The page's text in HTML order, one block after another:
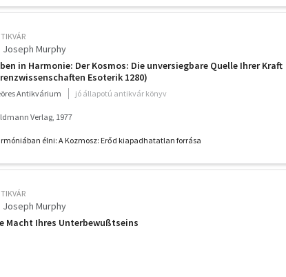
Joseph Murphy
in Harmonie: Der Kosmos: Die unversiegbare Quelle Ihrer Kraft
Esoterik 1280)
Antikvárium jó állapotú antikvár könyv
Verlag, 1977
élni: A Kozmosz: Erőd kiapadhatatlan forrása
Joseph Murphy
Macht Ihres Unterbewußtseins